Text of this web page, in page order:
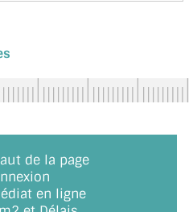
BO6002571
de la page
en ligne